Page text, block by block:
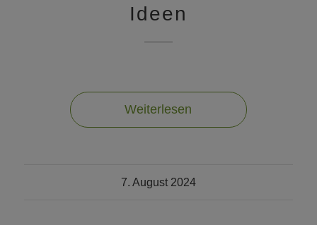
Ideen
Weiterlesen
7. August 2024